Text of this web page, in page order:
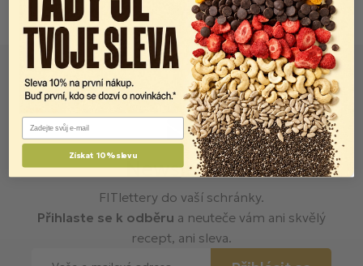
Newsletter
FITlettery do vaší schránky.
Přihlaste se k odběru a neuteče vám ani skvělý
recept, ani sleva.
Email
Získat 10% slevu